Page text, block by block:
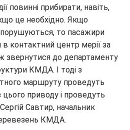
повинні прибирати, навіть,
це необхідно. Якщо
порушуються, то пасажири
контактний центр мерії за
звернутися до департаменту
КМДА. І тоді з
маршруту проведуть
цього приводу і проведуть
Савтир, начальник
КМДА.